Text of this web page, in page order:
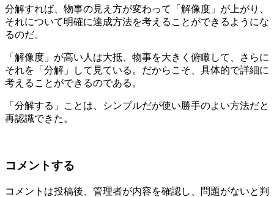
分解すれば、物事の見え方が変わって「解像度」が上がり、
それについて明確に達成方法を考えることができるようにな
るのだ。
「解像度」が高い人は大抵、物事を大きく俯瞰して、さらに
それを「分解」して見ている。だからこそ、具体的で詳細に
考えることができるのである。
「分解する」ことは、シンプルだが使い勝手のよい方法だと
再認識できた。
コメントする
コメントは投稿後、管理者が内容を確認し、問題がないと判